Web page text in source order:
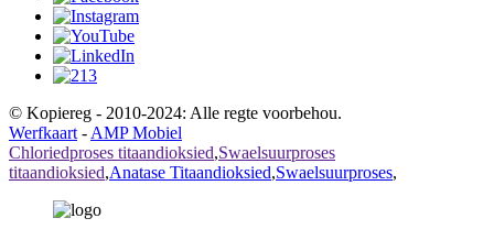
© Kopiereg - 2010-2024: Alle regte voorbehou.
Werfkaart - AMP Mobiel
Chloriedproses titaandioksied,Swaelsuurproses
titaandioksied,Anatase Titaandioksied,Swaelsuurproses,